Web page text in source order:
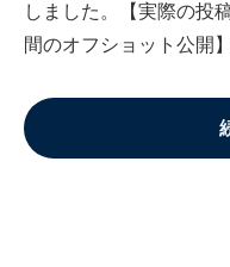
しました。【実際の投
間のオフショット公開